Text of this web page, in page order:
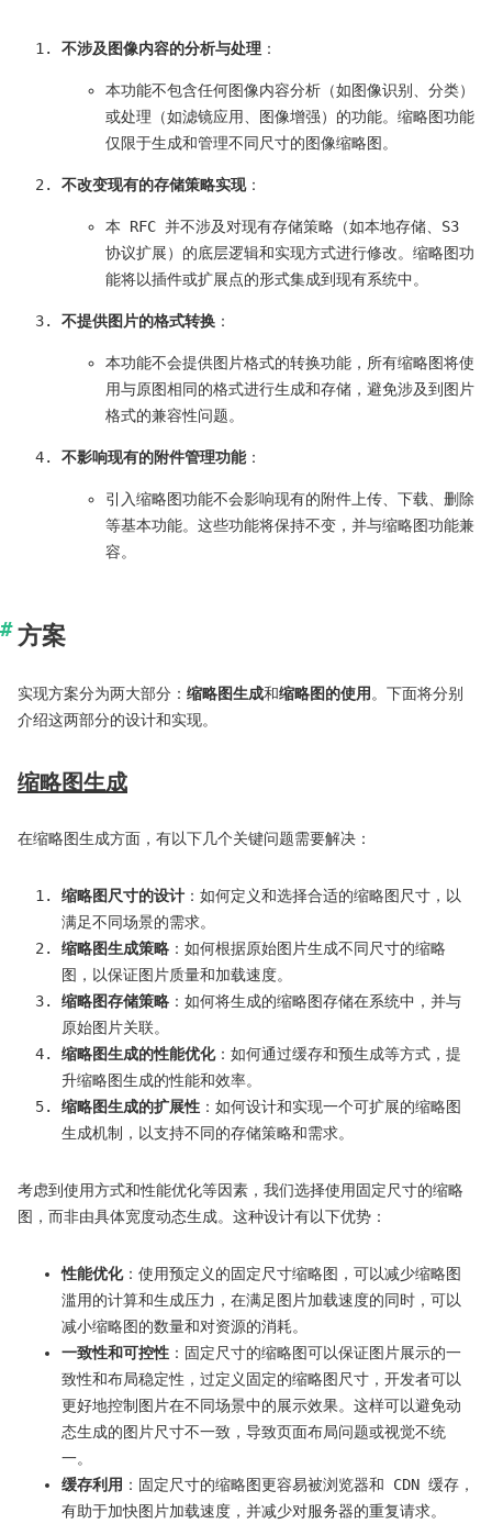
不涉及图像内容的分析与处理 ：
本功能不包含任何图像内容分析（如图像识别、分类）
或处理（如滤镜应用、图像增强）的功能。缩略图功能
仅限于生成和管理不同尺寸的图像缩略图。
不改变现有的存储策略实现：
本 RFC 并不涉及对现有存储策略（如本地存储、S3
协议扩展）的底层逻辑和实现方式进行修改。缩略图功
能将以插件或扩展点的形式集成到现有系统中。
不提供图片的格式转换 ：
本功能不会提供图片格式的转换功能，所有缩略图将使
用与原图相同的格式进行生成和存储，避免涉及到图片
格式的兼容性问题。
不影响现有的附件管理功能：
引入缩略图功能不会影响现有的附件上传、下载、删除
等基本功能。这些功能将保持不变，并与缩略图功能兼
容。
方案
实现方案分为两大部分： 缩略图生成和缩略图的使用 。下面将分别
介绍这两部分的设计和实现。
缩略图生成
在缩略图生成方面，有以下几个关键问题需要解决：
缩略图尺寸的设计 ：如何定义和选择合适的缩略图尺寸，以
满足不同场景的需求。
缩略图生成策略 ：如何根据原始图片生成不同尺寸的缩略
图，以保证图片质量和加载速度。
缩略图存储策略 ：如何将生成的缩略图存储在系统中，并与
原始图片关联。
缩略图生成的性能优化：如何通过缓存和预生成等方式，提
升缩略图生成的性能和效率。
缩略图生成的扩展性 ：如何设计和实现一个可扩展的缩略图
生成机制，以支持不同的存储策略和需求。
考虑到使用方式和性能优化等因素，我们选择使用固定尺寸的缩略
图，而非由具体宽度动态生成。这种设计有以下优势：
性能优化：使用预定义的固定尺寸缩略图，可以减少缩略图
滥用的计算和生成压力，在满足图片加载速度的同时，可以
减小缩略图的数量和对资源的消耗。
一致性和可控性 ：固定尺寸的缩略图可以保证图片展示的一
致性和布局稳定性，过定义固定的缩略图尺寸，开发者可以
更好地控制图片在不同场景中的展示效果。这样可以避免动
态生成的图片尺寸不一致，导致页面布局问题或视觉不统
一。
缓存利用 ：固定尺寸的缩略图更容易被浏览器和 CDN 缓存，
有助于加快图片加载速度，并减少对服务器的重复请求。